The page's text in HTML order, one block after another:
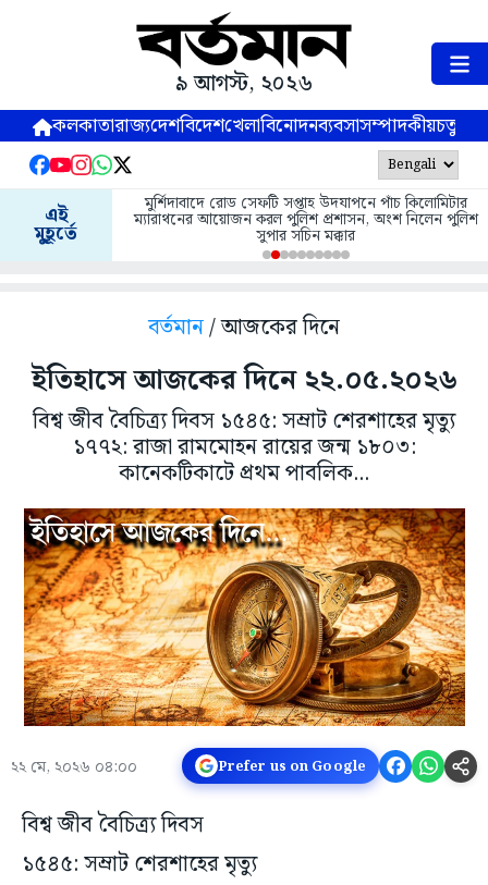
৯ আগস্ট, ২০২৬
কলকাতারাজ্যদেশবিদেশখেলাবিনোদনব্যবসাসম্পাদকীয়
এই
মুহূর্তে
মুর্শিদাবাদে রোড সেফটি সপ্তাহ উদযাপনে পাঁচ কিলোমিটার
ম্যারাথনের আয়োজন করল পুলিশ প্রশাসন, অংশ নিলেন পুলিশ
সুপার সচিন মক্কার
বর্তমান/ আজকের দিনে
ইতিহাসে আজকের দিনে ২২.০৫.২০২৬
বিশ্ব জীব বৈচিত্র্য দিবস ১৫৪৫: সম্রাট শেরশাহের মৃত্যু
১৭৭২: রাজা রামমোহন রায়ের জন্ম ১৮০৩:
কানেকটিকাটে প্রথম পাবলিক...
২২ মে, ২০২৬ ০৪:০০ Prefer us on Google
বিশ্ব জীব বৈচিত্র্য দিবস
১৫৪৫: সম্রাট শেরশাহের মৃত্যু